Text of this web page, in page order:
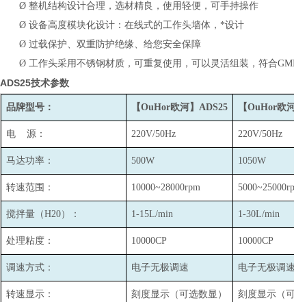
Ø 整机结构设计合理，选材精良，使用轻便，可手持操作
Ø 设备高度模块化设计：在线式的工作头墙体，*设计
Ø 过载保护、双重防护绝缘、给您安全保障
Ø 工作头采用不锈钢材质，可重复使用，可以灵活组装，符合
ADS25技术参数
品牌型号： 【OuHor欧河】ADS25 【OuHor欧
电 源： 220V/50Hz 220V/50Hz
马达功率： 500W 1050W
转速范围： 10000~28000rpm
搅拌量（H20）： 1-15L/min 1-30L/min
处理粘度： 10000CP 10000CP
调速方式： 电子无极调速 电子无极调速
转速显示： 刻度显示（可选数显） 刻度显示（